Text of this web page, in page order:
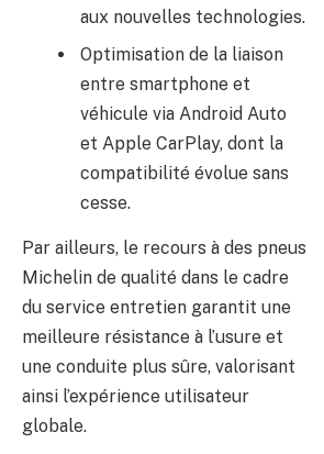
aux nouvelles technologies.
Optimisation de la liaison
entre smartphone et
véhicule via Android Auto
et Apple CarPlay, dont la
compatibilité évolue sans
cesse.
Par ailleurs, le recours à des pneus
Michelin de qualité dans le cadre
du service entretien garantit une
meilleure résistance à l’usure et
une conduite plus sûre, valorisant
ainsi l’expérience utilisateur
globale.